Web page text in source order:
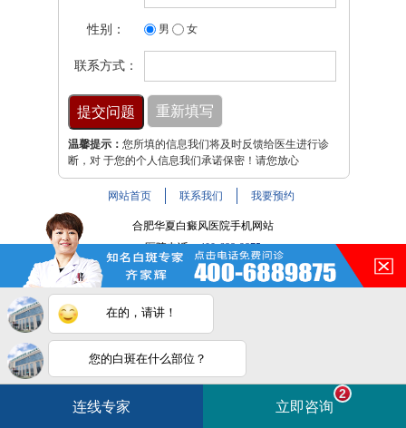
性别： 男 女
联系方式：
温馨提示： 您所填的信息我们将及时反馈给医生进行诊
断，对 于您的个人信息我们承诺保密！请您放心
网站首页 联系我们 我要预约
合肥华夏白癜风医院手机网站
医院电话：400-688-9875
医院地址：合肥市铜陵路与裕溪路交叉路口
注：本网站信息仅供参考，不能作为诊断及医疗依据，服用
药物或进行治疗时请遵医嘱。如有转载或引用文章涉及版权
问题，请与我们联系。
皖ICP备16014022号-9
皖公网安备 34010202600947号
在的，请讲！
您的白斑在什么部位？
连线专家 立即咨询
2
白斑在线问医生
如何快速治好白癜风？ 电话咨询